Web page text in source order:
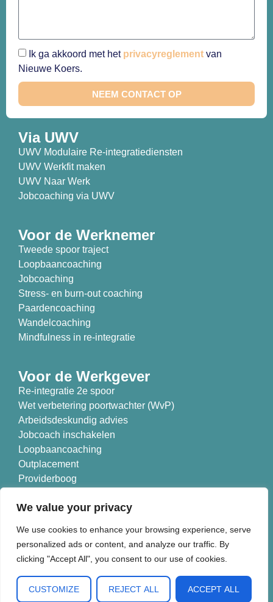
We value your privacy
We use cookies to enhance your browsing experience, serve
personalized ads or content, and analyze our traffic. By
clicking "Accept All", you consent to our use of cookies.
CUSTOMIZE REJECT ALL ACCEPT ALL
Ik ga akkoord met het privacyreglement van
Nieuwe Koers.
NEEM CONTACT OP
Via UWV
UWV Modulaire Re-integratiediensten
UWV Werkfit maken
UWV Naar Werk
Jobcoaching via UWV
Voor de Werknemer
Tweede spoor traject
Loopbaancoaching
Jobcoaching
Stress- en burn-out coaching
Paardencoaching
Wandelcoaching
Mindfulness in re-integratie
Voor de Werkgever
Re-integratie 2e spoor
Wet verbetering poortwachter (WvP)
Arbeidsdeskundig advies
Jobcoach inschakelen
Loopbaancoaching
Outplacement
Providerboog
Nieuwe Koers is aangesloten bij:
© 2026 Nieuwe Koers B.V.